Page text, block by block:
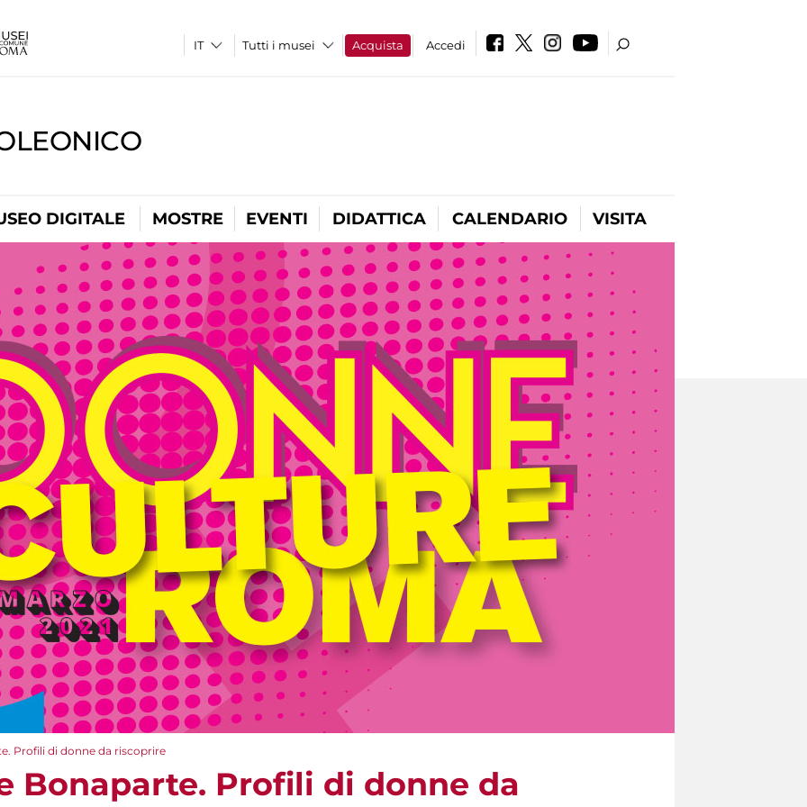
Tutti i musei Acquista Accedi
DIGITALE MOSTRE EVENTI DIDATTICA CALENDARIO VISITA
Profili di donne da riscoprire
Bonaparte. Profili di donne da